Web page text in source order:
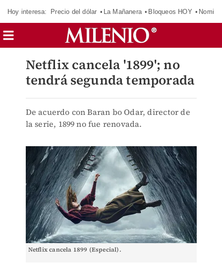
Hoy interesa: Precio del dólar La Mañanera Bloqueos HOY
Netflix cancela '1899'; no
tendrá segunda temporada
De acuerdo con Baran bo Odar, director de
la serie, 1899 no fue renovada.
Netflix cancela 1899 (Especial).